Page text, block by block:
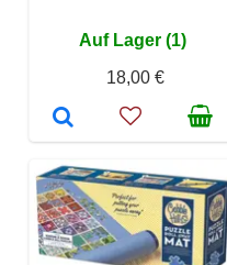
Auf Lager (1)
18,00 €